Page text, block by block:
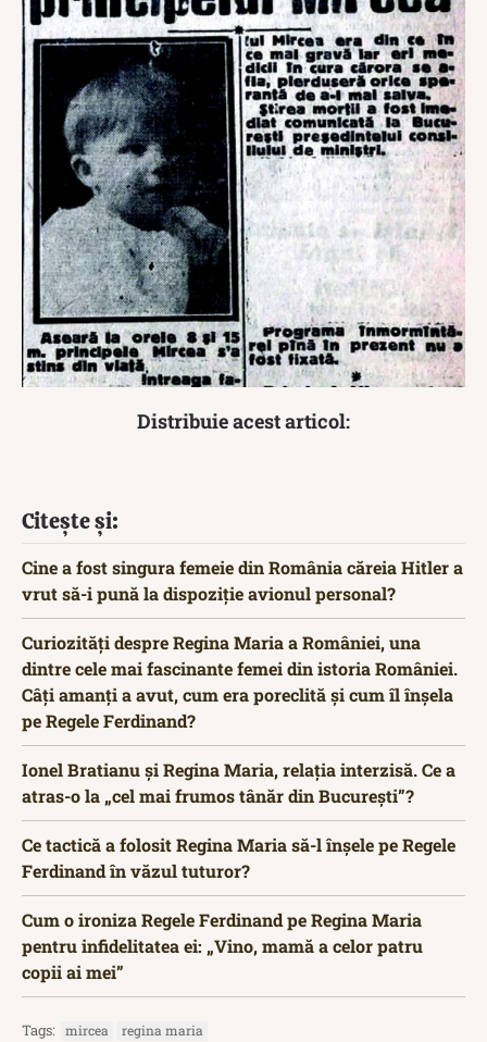
Distribuie acest articol:
Citește și:
Cine a fost singura femeie din România căreia Hitler a
vrut să-i pună la dispoziție avionul personal?
Curiozități despre Regina Maria a României, una
dintre cele mai fascinante femei din istoria României.
Câți amanți a avut, cum era poreclită și cum îl înșela
pe Regele Ferdinand?
Ionel Bratianu și Regina Maria, relația interzisă. Ce a
atras-o la „cel mai frumos tânăr din București”?
Ce tactică a folosit Regina Maria să-l înșele pe Regele
Ferdinand în văzul tuturor?
Cum o ironiza Regele Ferdinand pe Regina Maria
pentru infidelitatea ei: „Vino, mamă a celor patru
copii ai mei”
Tags: mircea regina maria